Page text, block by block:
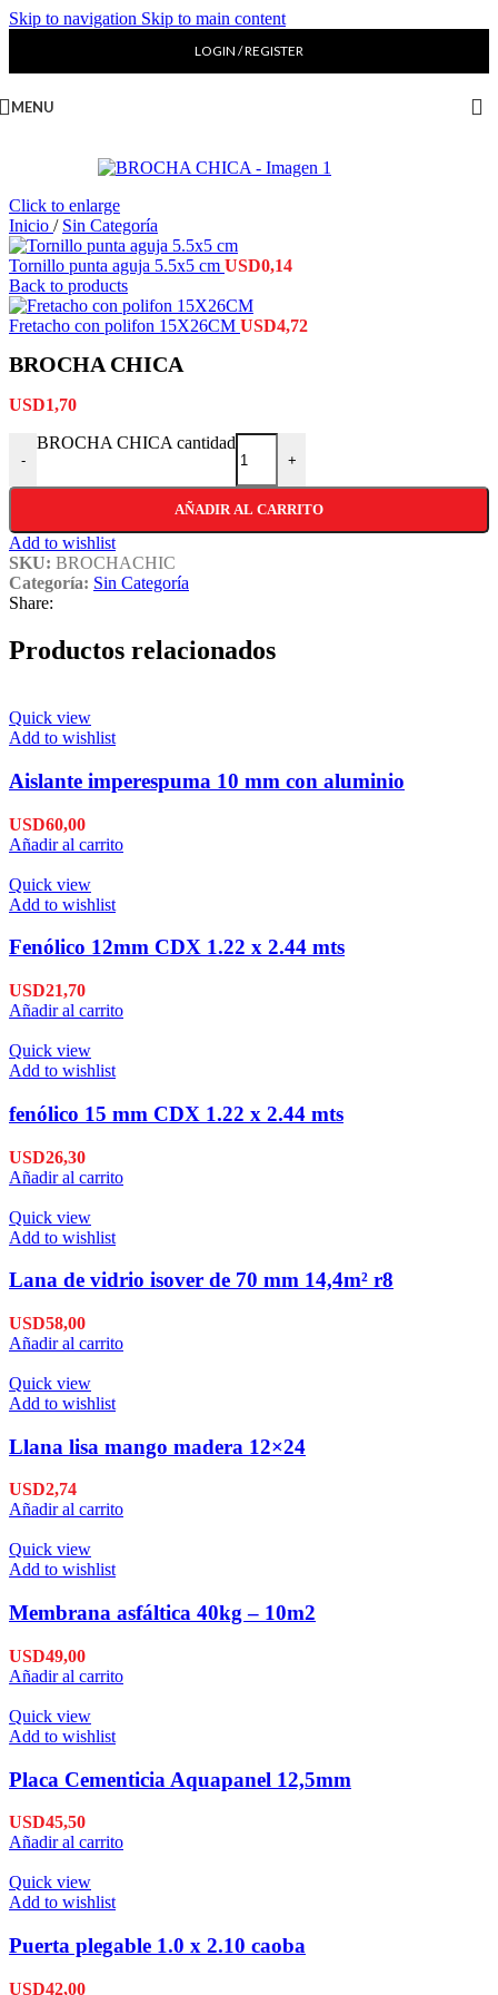
Skip to navigation Skip to main content
LOGIN / REGISTER
MENU
Click to enlarge
Inicio / Sin Categoría
Tornillo punta aguja 5.5x5 cm USD0,14
Back to products
Fretacho con polifon 15X26CM USD4,72
BROCHA CHICA
USD1,70
-
BROCHA CHICA cantidad
+
AÑADIR AL CARRITO
Add to wishlist
SKU: BROCHACHIC
Categoría: Sin Categoría
Share:
Productos relacionados
Quick view
Add to wishlist
Aislante imperespuma 10 mm con aluminio
USD60,00
Añadir al carrito
Quick view
Add to wishlist
Fenólico 12mm CDX 1.22 x 2.44 mts
USD21,70
Añadir al carrito
Quick view
Add to wishlist
fenólico 15 mm CDX 1.22 x 2.44 mts
USD26,30
Añadir al carrito
Quick view
Add to wishlist
Lana de vidrio isover de 70 mm 14,4m² r8
USD58,00
Añadir al carrito
Quick view
Add to wishlist
Llana lisa mango madera 12×24
USD2,74
Añadir al carrito
Quick view
Add to wishlist
Membrana asfáltica 40kg – 10m2
USD49,00
Añadir al carrito
Quick view
Add to wishlist
Placa Cementicia Aquapanel 12,5mm
USD45,50
Añadir al carrito
Quick view
Add to wishlist
Puerta plegable 1.0 x 2.10 caoba
USD42,00